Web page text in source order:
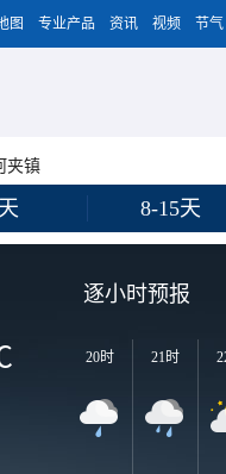
图 专业产品 资讯 视频 节气
夹镇
8-15天
逐小时预报
20时 21时